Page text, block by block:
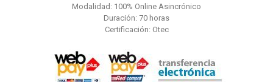
Modalidad: 100% Online Asincrónico
Duración: 70 horas
Certificación: Otec